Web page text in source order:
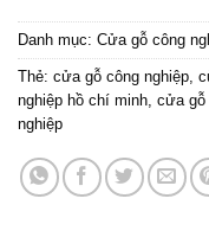
Danh mục: Cửa gỗ công
Thẻ: cửa gỗ công nghiệp,
nghiệp hồ chí minh, cửa gỗ
nghiệp